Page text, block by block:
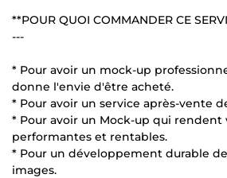
**POUR QUOI COMMANDER CE
---
* Pour avoir un mock-up
donne l'envie d'être acheté.
* Pour avoir un service après-vente
* Pour avoir un Mock-up qui rendent
performantes et rentables.
* Pour un développement durable
images.